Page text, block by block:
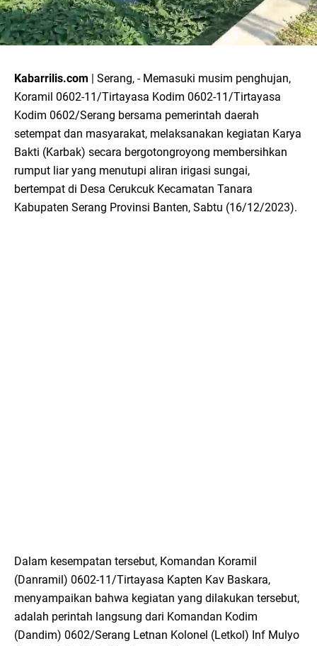
Kabarrilis.com | Serang, - Memasuki musim penghujan,
Koramil 0602-11/Tirtayasa Kodim 0602-11/Tirtayasa
Kodim 0602/Serang bersama pemerintah daerah
setempat dan masyarakat, melaksanakan kegiatan Karya
Bakti (Karbak) secara bergotongroyong membersihkan
rumput liar yang menutupi aliran irigasi sungai,
bertempat di Desa Cerukcuk Kecamatan Tanara
Kabupaten Serang Provinsi Banten, Sabtu (16/12/2023).
Dalam kesempatan tersebut, Komandan Koramil
(Danramil) 0602-11/Tirtayasa Kapten Kav Baskara,
menyampaikan bahwa kegiatan yang dilakukan tersebut,
adalah perintah langsung dari Komandan Kodim
(Dandim) 0602/Serang Letnan Kolonel (Letkol) Inf Mulyo